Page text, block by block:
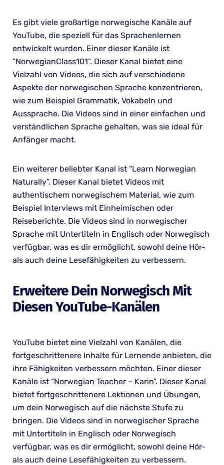
Es gibt viele großartige norwegische Kanäle auf
YouTube, die speziell für das Sprachenlernen
entwickelt wurden. Einer dieser Kanäle ist
“NorwegianClass101”. Dieser Kanal bietet eine
Vielzahl von Videos, die sich auf verschiedene
Aspekte der norwegischen Sprache konzentrieren,
wie zum Beispiel Grammatik, Vokabeln und
Aussprache. Die Videos sind in einer einfachen und
verständlichen Sprache gehalten, was sie ideal für
Anfänger macht.
Ein weiterer beliebter Kanal ist “Learn Norwegian
Naturally”. Dieser Kanal bietet Videos mit
authentischem norwegischem Material, wie zum
Beispiel Interviews mit Einheimischen oder
Reiseberichte. Die Videos sind in norwegischer
Sprache mit Untertiteln in Englisch oder Norwegisch
verfügbar, was es dir ermöglicht, sowohl deine Hör-
als auch deine Lesefähigkeiten zu verbessern.
Erweitere Dein Norwegisch Mit
Diesen YouTube-Kanälen
YouTube bietet eine Vielzahl von Kanälen, die
fortgeschrittenere Inhalte für Lernende anbieten, die
ihre Fähigkeiten verbessern möchten. Einer dieser
Kanäle ist “Norwegian Teacher – Karin”. Dieser Kanal
bietet fortgeschrittenere Lektionen und Übungen,
um dein Norwegisch auf die nächste Stufe zu
bringen. Die Videos sind in norwegischer Sprache
mit Untertiteln in Englisch oder Norwegisch
verfügbar, was es dir ermöglicht, sowohl deine Hör-
als auch deine Lesefähigkeiten zu verbessern.